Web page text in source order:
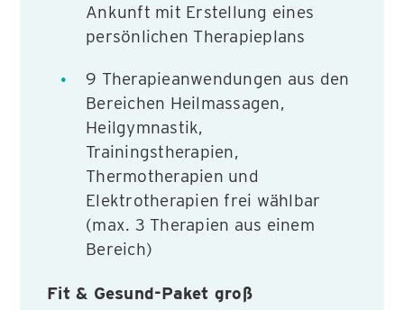
Ankunft mit Erstellung eines
persönlichen Therapieplans
9 Therapieanwendungen aus den
Bereichen Heilmassagen,
Heilgymnastik,
Trainingstherapien,
Thermotherapien und
Elektrotherapien frei wählbar
(max. 3 Therapien aus einem
Bereich)
Fit & Gesund-Paket groß